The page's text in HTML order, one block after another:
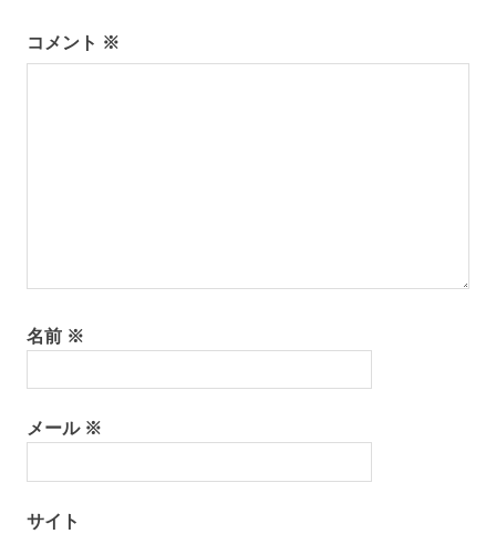
コメント ※
名前 ※
メール ※
サイト